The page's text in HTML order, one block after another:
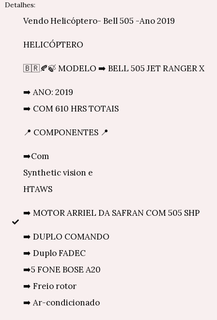
Detalhes:
Vendo Helicóptero- Bell 505 -Ano 2019
HELICÓPTERO
🇧🇷🍂🍃 MODELO ➡️ BELL 505 JET RANGER X
➡️ ANO: 2019
➡️ COM 610 HRS TOTAIS
📍 COMPONENTES 📍
➡️Com
Synthetic vision e
HTAWS
➡️ MOTOR ARRIEL DA SAFRAN COM 505 SHP
➡️ DUPLO COMANDO
➡️ Duplo FADEC
➡️5 FONE BOSE A20
➡️ Freio rotor
➡️ Ar-condicionado